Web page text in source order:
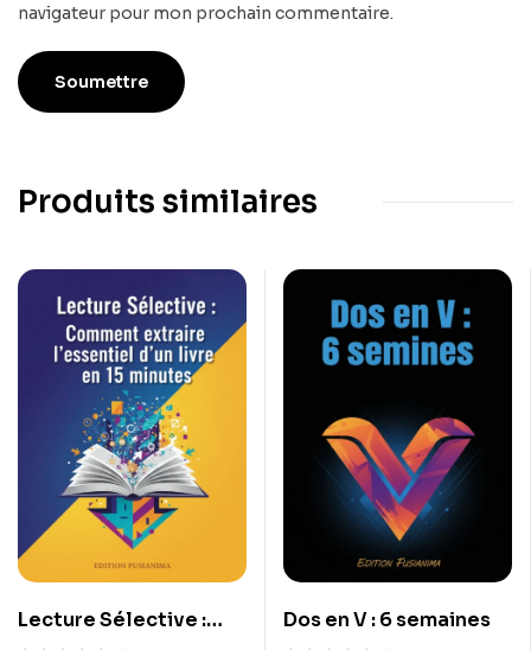
navigateur pour mon prochain commentaire.
Produits similaires
Lecture Sélective :
Dos en V : 6 semaines